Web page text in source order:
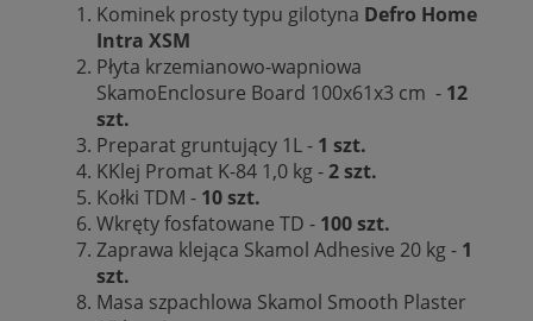
Kominek prosty typu gilotyna Defro Home
Intra XSM
Płyta krzemianowo-wapniowa
SkamoEnclosure Board 100x61x3 cm - 12
szt.
Preparat gruntujący 1L - 1 szt.
KKlej Promat K-84 1,0 kg -2 szt.
Kołki TDM - 10 szt.
Wkręty fosfatowane TD - 100 szt.
Zaprawa klejąca Skamol Adhesive 20 kg - 1
szt.
Masa szpachlowa Skamol Smooth Plaster